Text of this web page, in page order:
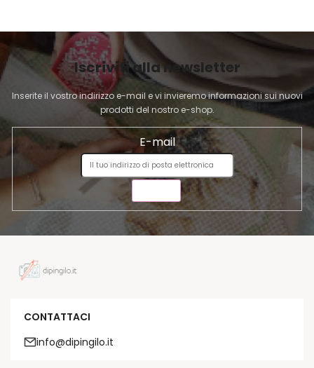
'
e
l
e
n
c
o
G
N
Iscriviti alla newsletter
Inserite il vostro indirizzo e-mail e vi invieremo informazioni sui nuovi
prodotti del nostro e-shop.
E-mail
CONTATTACI
info@dipingilo.it